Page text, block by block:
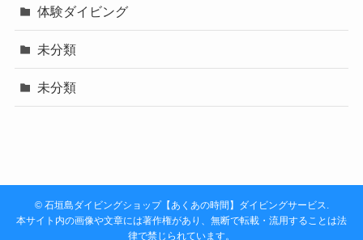
体験ダイビング
未分類
未分類
©石垣島ダイビングショップ【あくあの時間】ダイビングサービス.
本サイト内の画像や文章には著作権があり、無断で転載・流用することは法
律で禁じられています。